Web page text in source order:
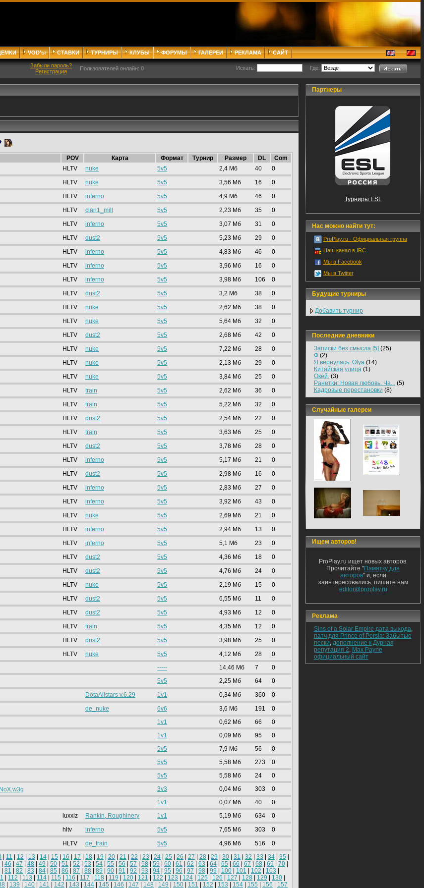
VOD'ы СТАВКИ ТУРНИРЫ КЛУБЫ ФОРУМЫ ГАЛЕРЕИ РЕКЛАМА САЙТ
Забыли пароль?
Регистрация
Пользователей онлайн: 0 Искать: Где:
POV Карта Формат Турнир Размер DL
Com
HLTV nuke 5v5 2,4 Mб 40 0
HLTV nuke 5v5 3,56 Mб 16 0
HLTV inferno 5v5 4,9 Mб 46 0
HLTV clan1_mill 5v5 2,23 Mб 35 0
HLTV inferno 5v5 3,07 Mб 31 0
HLTV dust2 5v5 5,23 Mб 29 0
HLTV inferno 5v5 4,83 Mб 46 0
HLTV inferno 5v5 3,96 Mб 16 0
HLTV inferno 5v5 3,98 Mб 106 0
HLTV dust2 5v5 3,2 Mб 38 0
HLTV nuke 5v5 2,62 Mб 38 0
HLTV nuke 5v5 5,64 Mб 32 0
HLTV dust2 5v5 2,68 Mб 42 0
HLTV nuke 5v5 7,22 Mб 28 0
HLTV nuke 5v5 2,13 Mб 29 0
HLTV nuke 5v5 3,84 Mб 25 0
HLTV train 5v5 2,62 Mб 36 0
HLTV train 5v5 5,22 Mб 32 0
HLTV dust2 5v5 2,54 Mб 22 0
HLTV train 5v5 3,63 Mб 25 0
HLTV dust2 5v5 3,78 Mб 28 0
HLTV inferno 5v5 5,17 Mб 21 0
HLTV dust2 5v5 2,98 Mб 16 0
HLTV inferno 5v5 2,83 Mб 27 0
HLTV inferno 5v5 3,92 Mб 43 0
HLTV nuke 5v5 2,69 Mб 21 0
HLTV inferno 5v5 2,94 Mб 13 0
HLTV inferno 5v5 5,1 Mб 23 0
HLTV dust2 5v5 4,36 Mб 18 0
HLTV dust2 5v5 4,76 Mб 24 0
HLTV nuke 5v5 2,19 Mб 15 0
HLTV dust2 5v5 6,55 Mб 11 0
HLTV dust2 5v5 4,93 Mб 12 0
HLTV train 5v5 4,35 Mб 12 0
HLTV dust2 5v5 3,98 Mб 25 0
HLTV nuke 5v5 4,12 Mб 28
0
-----
14,46 Mб 7
0
5v5 2,25 Mб 64 0
DotaAllstars v.6.29 1v1 0,34 Mб 360 0
de_nuke 6v6 3,6 Mб 191
0
1v1
0,62 Mб 66
0
1v1 0,09 Mб 95
0
5v5
7,9 Mб 56
0
5v5 5,58 Mб 273
0
5v5
5,58 Mб 24
0
3v3 0,04 Mб 303
0
1v1
0,07 Mб 40
0
luxxiz Rankin, Roughinery 1v1 5,19 Mб 634 0
hltv inferno 5v5 7,65 Mб 303 0
HLTV de_train 5v5 4,96 Mб 516
0
11 12 13 14 15 16 17 18 19 20 21 22 23 24 25 26 27 28 29 30 31 32 33 34 35
46 47 48 49 50 51 52 53 54 55 56 57 58 59 60 61 62 63 64 65 66 67 68 69 70
81 82 83 84 85 86 87 88 89 90 91 92 93 94 95 96 97 98 99 100 101 102 103
112 113 114 115 116 117 118 119 120 121 122 123 124 125 126 127 128 129 130
139 140 141 142 143 144 145 146 147 148 149 150 151 152 153 154 155 156 157
Партнеры
Турниры ESL
Нас можно найти тут:
ProPlay.ru - Официальная группа
Наш канал в IRC
Мы в Facebook
Мы в Twitter
Будущие турниры
Добавить турнир
Последние дневники
Записки без смысла [5] (25)
Ф(2)
Я вернулась. Olya(14)
Китайская улица(1)
Окей.(3)
Ранетки: Новая любовь. Ча...(5)
Кадровые перестановки (8)
Случайные галереи
Ищем авторов!
ProPlay.ru ищет новых авторов.
Прочитайте "Памятку для
авторов" и, если
заинтересовались, пишите нам
editor@proplay.ru
Реклама
Sins of a Solar Empire дата выхода,
патч для Prince of Persia: Забытые
пески, дополнение к Дурная
репутация 2, Max Payne
официальный сайт